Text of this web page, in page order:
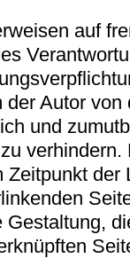
auf
Autor
und
verhindern.
der